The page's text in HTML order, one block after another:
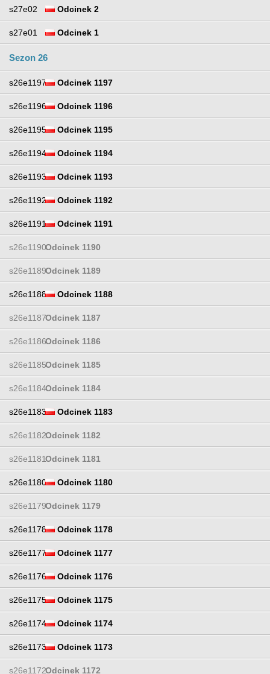
s27e02 Odcinek 2
s27e01 Odcinek 1
Sezon 26
s26e1197 Odcinek 1197
s26e1196 Odcinek 1196
s26e1195 Odcinek 1195
s26e1194 Odcinek 1194
s26e1193 Odcinek 1193
s26e1192 Odcinek 1192
s26e1191 Odcinek 1191
s26e1190Odcinek 1190
s26e1189Odcinek 1189
s26e1188 Odcinek 1188
s26e1187Odcinek 1187
s26e1186Odcinek 1186
s26e1185Odcinek 1185
s26e1184Odcinek 1184
s26e1183 Odcinek 1183
s26e1182Odcinek 1182
s26e1181Odcinek 1181
s26e1180 Odcinek 1180
s26e1179Odcinek 1179
s26e1178 Odcinek 1178
s26e1177 Odcinek 1177
s26e1176 Odcinek 1176
s26e1175 Odcinek 1175
s26e1174 Odcinek 1174
s26e1173 Odcinek 1173
s26e1172Odcinek 1172